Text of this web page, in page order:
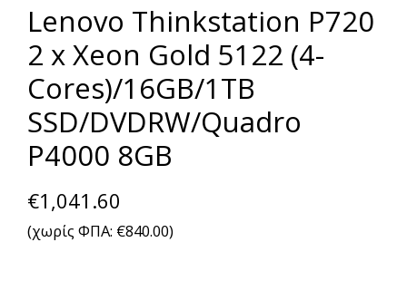
Lenovo Thinkstation P720
2 x Xeon Gold 5122 (4-
Cores)/16GB/1TB
SSD/DVDRW/Quadro
P4000 8GB
€1,041.60
(χωρίς ΦΠΑ: €840.00)